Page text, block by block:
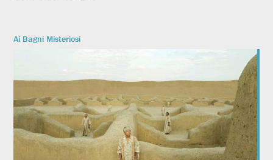
Ai Bagni Misteriosi